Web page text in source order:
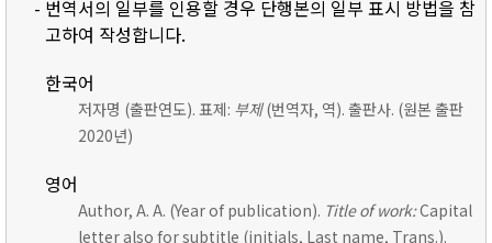
- 번역서의 일부를 인용할 경우 단행본의 일부 표시 방법을 참
고하여 작성합니다.
한국어
저자명 (출판연도). 표제: 부제(번역자, 역). 출판사. (원본 출판
2020년)
영어
Author, A. A. (Year of publication). Title of work:Capital
letter also for subtitle (initials, Last name, Trans.).